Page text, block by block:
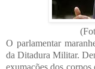
O parlamentar
da Ditadura Militar.
exumações dos